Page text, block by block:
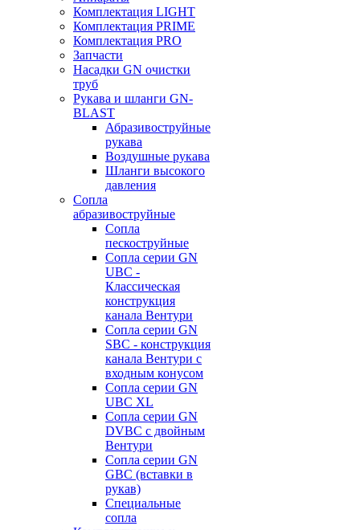
Комплектация LIGHT
Комплектация PRIME
Комплектация PRO
Запчасти
Насадки GN очистки
труб
Рукава и шланги GN-
BLAST
Абразивоструйные
рукава
Воздушные рукава
Шланги высокого
давления
Сопла
абразивоструйные
Сопла
пескоструйные
Сопла серии GN
UBC -
Классическая
конструкция
канала Вентури
Сопла серии GN
SBC - конструкция
канала Вентури c
входным конусом
Сопла серии GN
UBC XL
Сопла серии GN
DVBC с двойным
Вентури
Сопла серии GN
GBC (вставки в
рукав)
Специальные
сопла